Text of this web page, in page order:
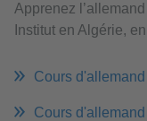
Apprenez
Institut en Algérie,
Cours
Cours